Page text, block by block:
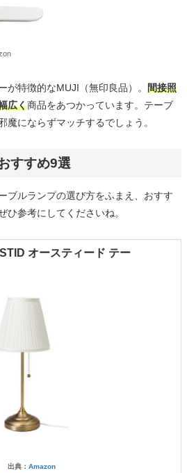
が特徴的なMUJI（無印良品）。 間接照
広く商品をあつかっています。テーブ
魔にならずマッチするでしょう。
すすめ9選
ブルランプの選び方をふまえ、おすす
ひ参考にしてくださいね。
オースティード テー
出典： Amazon